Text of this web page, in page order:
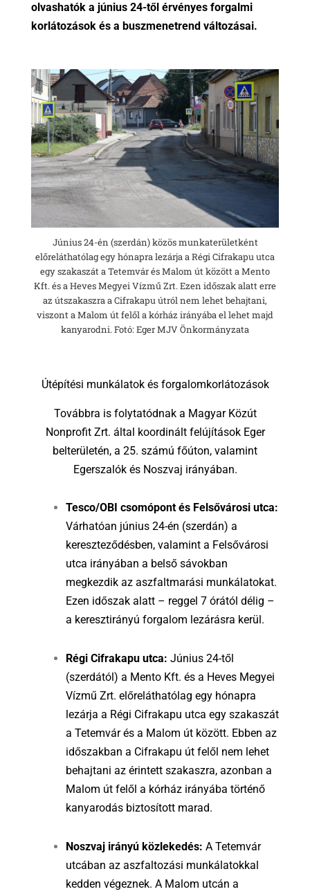
olvashatók a június 24-től érvényes forgalmi
korlátozások és a buszmenetrend változásai.
Június 24-én (szerdán) közös munkaterületként
előreláthatólag egy hónapra lezárja a Régi Cifrakapu utca
egy szakaszát a Tetemvár és Malom út között a Mento
Kft. és a Heves Megyei Vízmű Zrt. Ezen időszak alatt erre
az útszakaszra a Cifrakapu útról nem lehet behajtani,
viszont a Malom út felől a kórház irányába el lehet majd
kanyarodni. Fotó: Eger MJV Önkormányzata
Útépítési munkálatok és forgalomkorlátozások
Továbbra is folytatódnak a Magyar Közút
Nonprofit Zrt. által koordinált felújítások Eger
belterületén, a 25. számú főúton, valamint
Egerszalók és Noszvaj irányában.
Tesco/OBI csomópont és Felsővárosi utca:
Várhatóan június 24-én (szerdán) a
kereszteződésben, valamint a Felsővárosi
utca irányában a belső sávokban
megkezdik az aszfaltmarási munkálatokat.
Ezen időszak alatt – reggel 7 órától délig –
a keresztirányú forgalom lezárásra kerül.
Régi Cifrakapu utca: Június 24-től
(szerdától) a Mento Kft. és a Heves Megyei
Vízmű Zrt. előreláthatólag egy hónapra
lezárja a Régi Cifrakapu utca egy szakaszát
a Tetemvár és a Malom út között. Ebben az
időszakban a Cifrakapu út felől nem lehet
behajtani az érintett szakaszra, azonban a
Malom út felől a kórház irányába történő
kanyarodás biztosított marad.
Noszvaj irányú közlekedés: A Tetemvár
utcában az aszfaltozási munkálatokkal
kedden végeznek. A Malom utcán a